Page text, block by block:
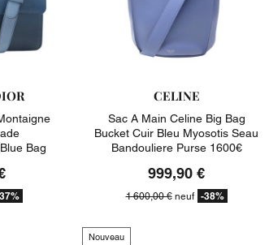
Bag
CELINE
Sac A Main Celine Big Bag
Bucket Cuir Bleu Myosotis Seau
Bandouliere Purse 1600€
999,90 €
1 600,00 €neuf -38%
Nouveau